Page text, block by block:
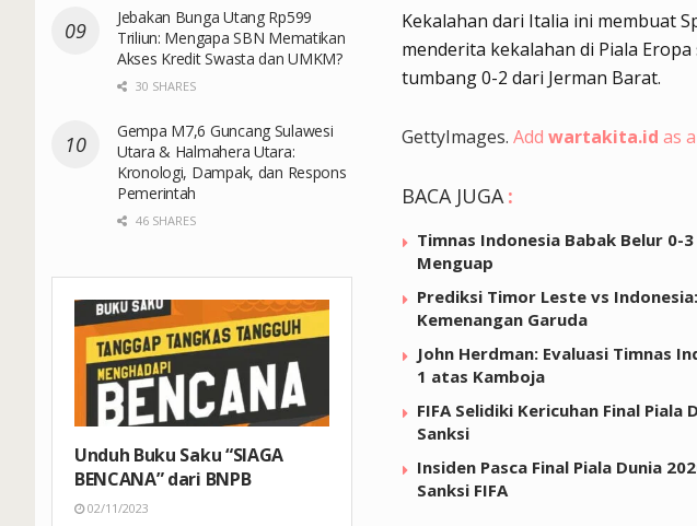
Kekalahan dari Italia ini membuat
menderita kekalahan di Piala
tumbang 0-2 dari Jerman Barat.
GettyImages. Add wartakita.id as
BACA JUGA :
Timnas Indonesia Babak Belur 0-
Menguap
Prediksi Timor Leste vs
Kemenangan Garuda
John Herdman: Evaluasi Timnas
1 atas Kamboja
FIFA Selidiki Kericuhan Final
Sanksi
Insiden Pasca Final Piala Dunia
Sanksi FIFA
Jebakan Bunga Utang Rp599
Triliun: Mengapa SBN Mematikan
Akses Kredit Swasta dan UMKM?
30 SHARES
Gempa M7,6 Guncang Sulawesi
Utara & Halmahera Utara:
Kronologi, Dampak, dan Respons
Pemerintah
46 SHARES
Unduh Buku Saku “SIAGA
BENCANA” dari BNPB
02/11/2023